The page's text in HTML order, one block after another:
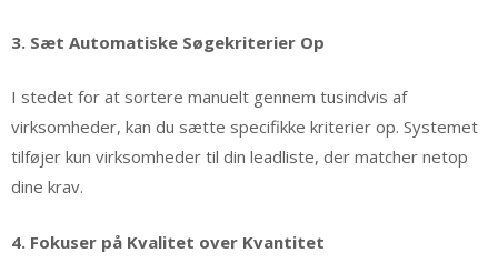
3. Sæt Automatiske Søgekriterier Op
I stedet for at sortere manuelt gennem tusindvis af
virksomheder, kan du sætte specifikke kriterier op. Systemet
tilføjer kun virksomheder til din leadliste, der matcher netop
dine krav.
4. Fokuser på Kvalitet over Kvantitet